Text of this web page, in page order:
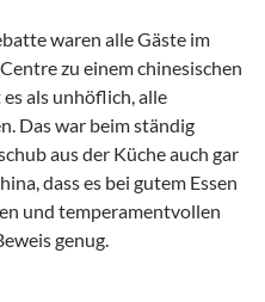
waren alle Gäste im
zu einem chinesischen
als unhöflich, alle
Das war beim ständig
aus der Küche auch gar
dass es bei gutem Essen
und temperamentvollen
genug.